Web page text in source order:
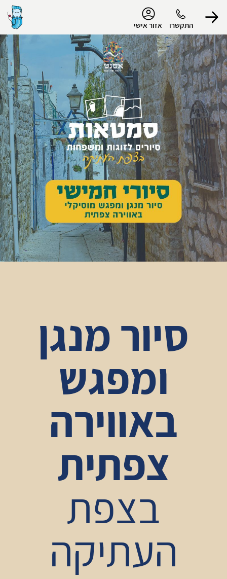
התקשרו אזור אישי
הפרופיל שלי
התנתק
סיור מנגן
ומפגש
באווירה
צפתית
בצפת
העתיקה